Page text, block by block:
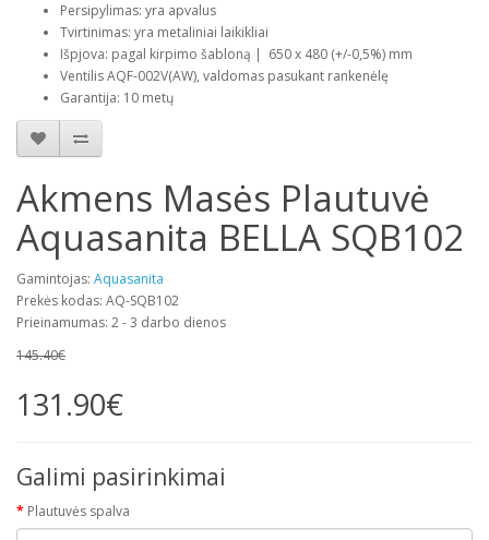
Persipylimas: yra apvalus
Tvirtinimas: yra metaliniai laikikliai
Išpjova: pagal kirpimo šabloną | 650 x 480 (+/-0,5%) mm
Ventilis AQF-002V(AW), valdomas pasukant rankenėlę
Garantija: 10 metų
Akmens Masės Plautuvė
Aquasanita BELLA SQB102
Gamintojas: Aquasanita
Prekės kodas: AQ-SQB102
Prieinamumas: 2 - 3 darbo dienos
145.40€
131.90€
Galimi pasirinkimai
Plautuvės spalva